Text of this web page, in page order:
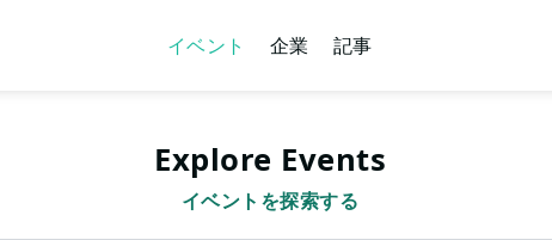
イベント 企業 記事
Explore Events
イベントを探索する